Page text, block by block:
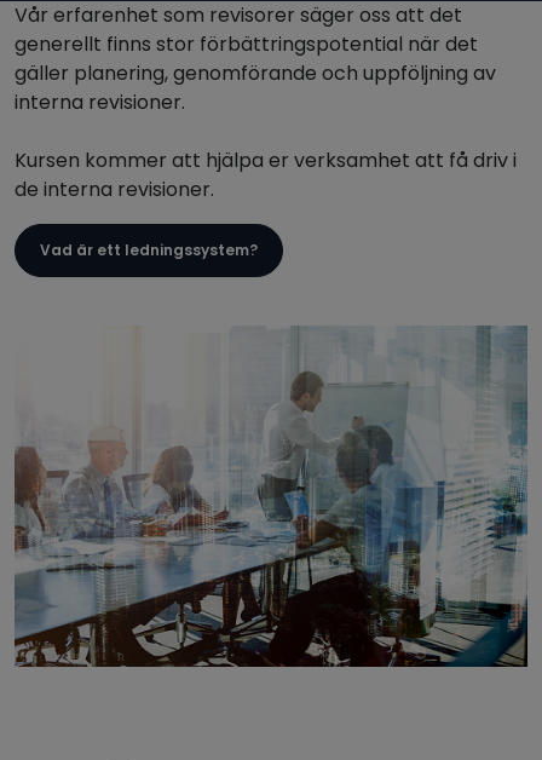
Vår erfarenhet som revisorer säger oss att det
generellt finns stor förbättringspotential när det
gäller planering, genomförande och uppföljning av
interna revisioner.
Kursen kommer att hjälpa er verksamhet att få driv i
de interna revisioner.
Vad är ett ledningssystem?